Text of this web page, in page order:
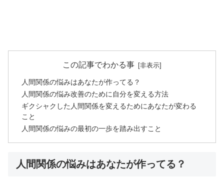
この記事でわかる事
人間関係の悩みはあなたが作ってる？
人間関係の悩み改善のために自分を変える方法
ギクシャクした人間関係を変えるためにあなたが変わる
こと
人間関係の悩みの最初の一歩を踏み出すこと
人間関係の悩みはあなたが作ってる？